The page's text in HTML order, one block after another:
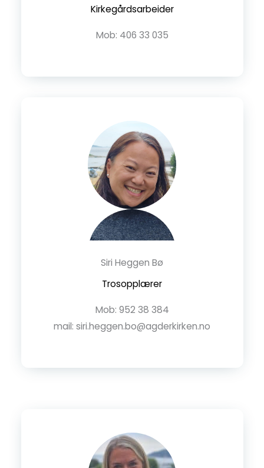
Kirkegårdsarbeider
Mob: 406 33 035
Siri Heggen Bø
Trosopplærer
Mob: 952 38 384
mail: siri.heggen.bo@agderkirken.no